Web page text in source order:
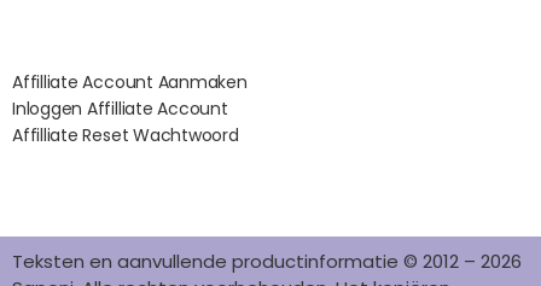
Affilliate Account Aanmaken
Inloggen Affilliate Account
Affilliate Reset Wachtwoord
Teksten en aanvullende productinformatie © 2012 – 2026